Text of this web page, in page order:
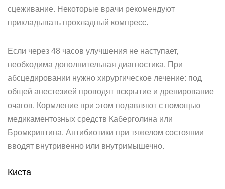
сцеживание. Некоторые врачи рекомендуют
прикладывать прохладный компресс.
Если через 48 часов улучшения не наступает,
необходима дополнительная диагностика. При
абсцедировании нужно хирургическое лечение: под
общей анестезией проводят вскрытие и дренирование
очагов. Кормление при этом подавляют с помощью
медикаментозных средств Каберголина или
Бромкриптина. Антибиотики при тяжелом состоянии
вводят внутривенно или внутримышечно.
Киста